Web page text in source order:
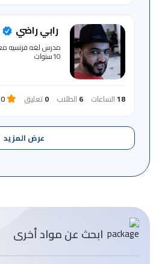
رابي راضي
مدرس لغه فرنسيه
10سنوات
18الساعات 6 الطلاب 0تعليق 0
عرض المزيد
ابحث عن مواد أخرى